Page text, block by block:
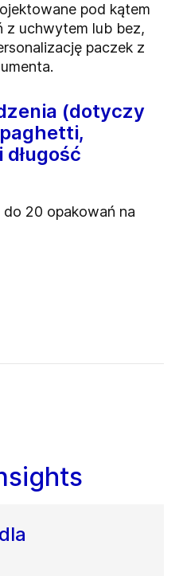
pod kątem
z uchwytem lub bez,
paczek z
(dotyczy
długość
20 opakowań na